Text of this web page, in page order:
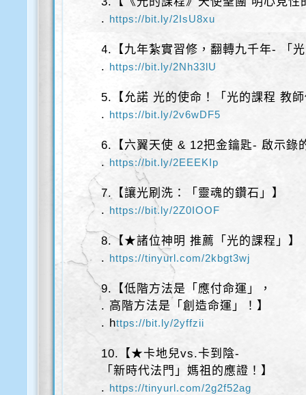
. https://bit.ly/2IsU8xu
4.【九年紮實習修，翻轉九千年- 「
. https://bit.ly/2Nh33lU
5.【允諾 光的使命！「光的課程 教
. https://bit.ly/2v6wDF5
6.【六翼天使 & 12把金鑰匙- 啟示錄
. https://bit.ly/2EEEKIp
7.【讓光刷洗：「靈魂的鑽石」】
. https://bit.ly/2Z0IOOF
8.【★諸位神明 推薦「光的課程」】
. https://tinyurl.com/2kbgt3wj
9.【低階方法是「應付命運」，
. 高階方法是「創造命運」！】
. https://bit.ly/2yffzii
10.【★卡地兒vs.卡到陰-
「新時代法門」媽祖的應證！】
. https://tinyurl.com/2g2f52ag